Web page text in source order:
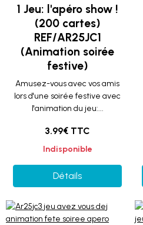
1 Jeu: l'apéro show !
(200 cartes)
REF/AR25JC1
(Animation soirée
festive)
Amusez-vous avec vos amis
lors d'une soirée festive avec
l'animation du jeu:...
3.99€ TTC
Indisponible
Détails